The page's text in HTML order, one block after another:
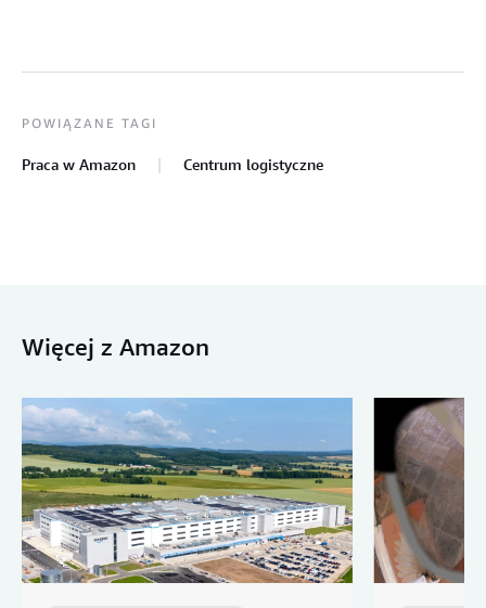
POWIĄZANE TAGI
Praca w Amazon Centrum logistyczne
Więcej z Amazon